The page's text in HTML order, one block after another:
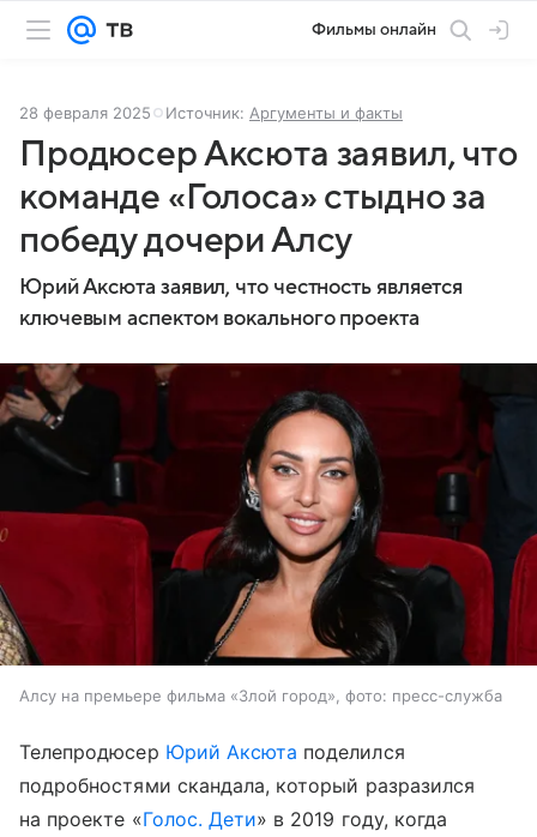
Фильмы онлайн
28 февраля 2025 Источник: Аргументы и факты
Продюсер Аксюта заявил, что
команде «Голоса» стыдно за
победу дочери Алсу
Юрий Аксюта заявил, что честность является
ключевым аспектом вокального проекта
Алсу на премьере фильма «Злой город», фото: пресс-служба
Телепродюсер Юрий Аксюта поделился
подробностями скандала, который разразился
на проекте «Голос. Дети» в 2019 году, когда